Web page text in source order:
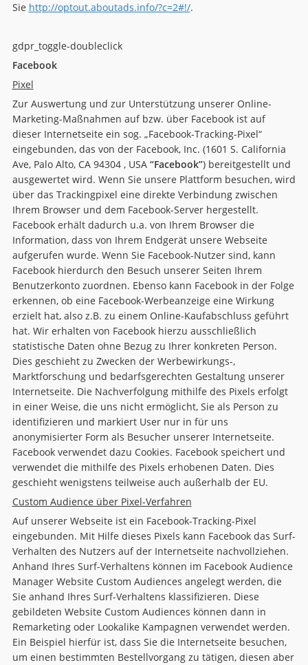
Sie http://optout.aboutads.info/?c=2#!/.
gdpr_toggle-doubleclick
Facebook
Pixel
Zur Auswertung und zur Unterstützung unserer Online-
Marketing-Maßnahmen auf bzw. über Facebook ist auf
dieser Internetseite ein sog. „Facebook-Tracking-Pixel“
eingebunden, das von der Facebook, Inc. (1601 S. California
Ave, Palo Alto, CA 94304 , USA “Facebook”) bereitgestellt und
ausgewertet wird. Wenn Sie unsere Plattform besuchen, wird
über das Trackingpixel eine direkte Verbindung zwischen
Ihrem Browser und dem Facebook-Server hergestellt.
Facebook erhält dadurch u.a. von Ihrem Browser die
Information, dass von Ihrem Endgerät unsere Webseite
aufgerufen wurde. Wenn Sie Facebook-Nutzer sind, kann
Facebook hierdurch den Besuch unserer Seiten Ihrem
Benutzerkonto zuordnen. Ebenso kann Facebook in der Folge
erkennen, ob eine Facebook-Werbeanzeige eine Wirkung
erzielt hat, also z.B. zu einem Online-Kaufabschluss geführt
hat. Wir erhalten von Facebook hierzu ausschließlich
statistische Daten ohne Bezug zu Ihrer konkreten Person.
Dies geschieht zu Zwecken der Werbewirkungs-,
Marktforschung und bedarfsgerechten Gestaltung unserer
Internetseite. Die Nachverfolgung mithilfe des Pixels erfolgt
in einer Weise, die uns nicht ermöglicht, Sie als Person zu
identifizieren und markiert User nur in für uns
anonymisierter Form als Besucher unserer Internetseite.
Facebook verwendet dazu Cookies. Facebook speichert und
verwendet die mithilfe des Pixels erhobenen Daten. Dies
geschieht wenigstens teilweise auch außerhalb der EU.
Custom Audience über Pixel-Verfahren
Auf unserer Webseite ist ein Facebook-Tracking-Pixel
eingebunden. Mit Hilfe dieses Pixels kann Facebook das Surf-
Verhalten des Nutzers auf der Internetseite nachvollziehen.
Anhand Ihres Surf-Verhaltens können im Facebook Audience
Manager Website Custom Audiences angelegt werden, die
Sie anhand Ihres Surf-Verhaltens klassifizieren. Diese
gebildeten Website Custom Audiences können dann in
Remarketing oder Lookalike Kampagnen verwendet werden.
Ein Beispiel hierfür ist, dass Sie die Internetseite besuchen,
um einen bestimmten Bestellvorgang zu tätigen, diesen aber